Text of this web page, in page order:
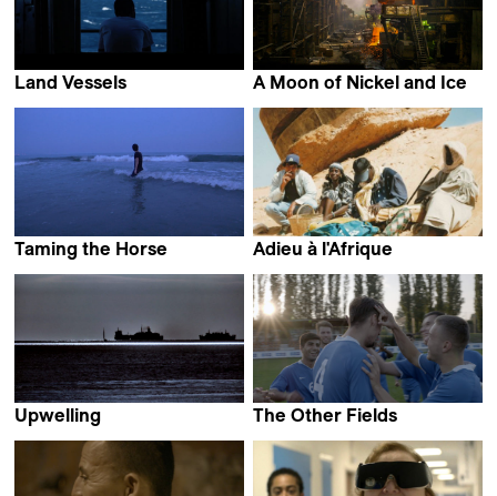
Land Vessels
A Moon of Nickel and Ice
Taming the Horse
Adieu à l'Afrique
Upwelling
Pietro Pasquetti
The Other Fields
Simon Quack